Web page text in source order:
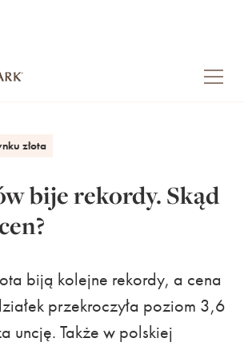
złota
bije rekordy. Skąd
biją kolejne rekordy, a cena
przekroczyła poziom 3,6
uncję. Także w polskiej